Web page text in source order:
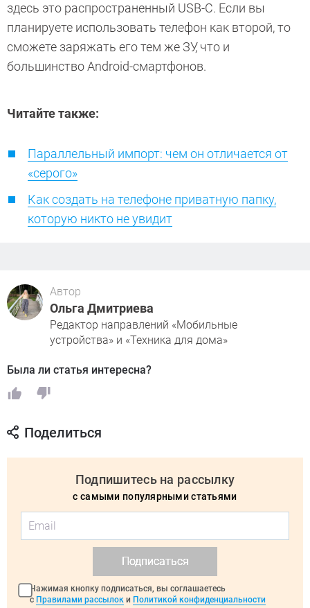
здесь это распространенный USB-C. Если вы
планируете использовать телефон как второй, то
сможете заряжать его тем же ЗУ, что и
большинство Android-смартфонов.
Читайте также:
Параллельный импорт: чем он отличается от
«серого»
Как создать на телефоне приватную папку,
которую никто не увидит
Автор
Ольга Дмитриева
Редактор направлений «Мобильные
устройства» и «Техника для дома»
Была ли статья интересна?
Поделиться
Подпишитесь на рассылку
с самыми популярными статьями
Подписаться
Нажимая кнопку подписаться, вы соглашаетесь
с Правилами рассылок и Политикой конфиденциальности